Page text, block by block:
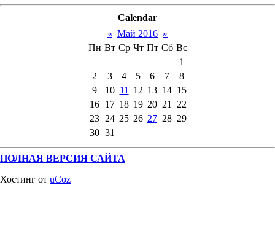
Calendar
« Май 2016 »
Пн Вт Ср Чт Пт Сб Вс
1
2
3 4 5 6 7
8
9
10 11 12 13 14 15
16 17 18 19 20 21
22
23 24 25 26 27 28 29
30 31
ПОЛНАЯ ВЕРСИЯ САЙТА
Хостинг от uCoz